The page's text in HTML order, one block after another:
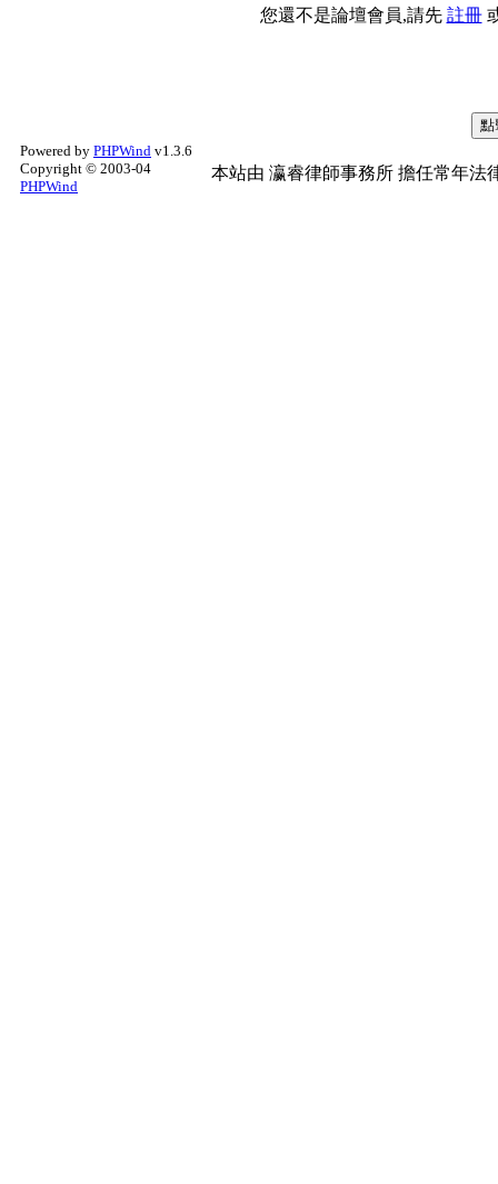
您還不是論壇會員,請先 註冊
Powered by PHPWind v1.3.6
Copyright © 2003-04
PHPWind
本站由 瀛睿律師事務所 擔任常年法